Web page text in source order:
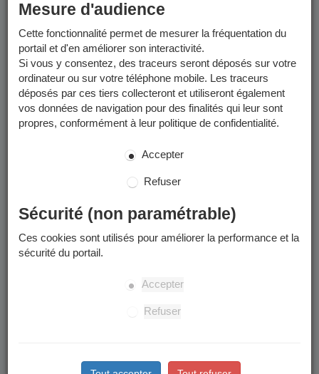
Les informations sont valables pour l'année scolaire 2026-2027.
Les préinscriptions scolaires seront possibles, sur la page
Inscription scolaire" à partir du vendredi 6 février 2026.
Un calendrier scolaire est disponible dans les
documents à
télécharger
Enfants concernés
La préinscription à l'école publique concerne les enfants qui
Arrivent à Grenoble à la rentrée ou en cours d’année
Souhaitent intégrer leur nouvelle école de secteur
suite à un déménagement à Grenoble.
scolarisation dans le privé ou à domicile.
L’accueil en cours d’année à l’anniversaire des 3 ans
Mesure d'audience
Cette fonctionnalité permet de mesurer la fréquentation du
portail et d'en améliorer son interactivité.
Si vous y consentez, des traceurs seront déposés sur votre
ordinateur ou sur votre téléphone mobile. Les traceurs
déposés par ces tiers collecteront et utiliseront également
vos données de navigation pour des finalités qui leur sont
propres, conformément à leur politique de confidentialité.
Accepter
Refuser
Sécurité (non paramétrable)
Ces cookies sont utilisés pour améliorer la performance et la
sécurité du portail.
Accepter
Refuser